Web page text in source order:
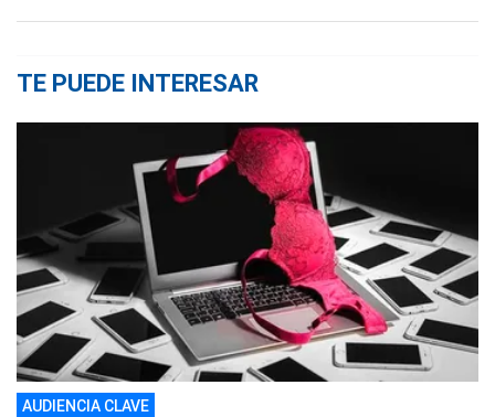
TE PUEDE INTERESAR
AUDIENCIA CLAVE